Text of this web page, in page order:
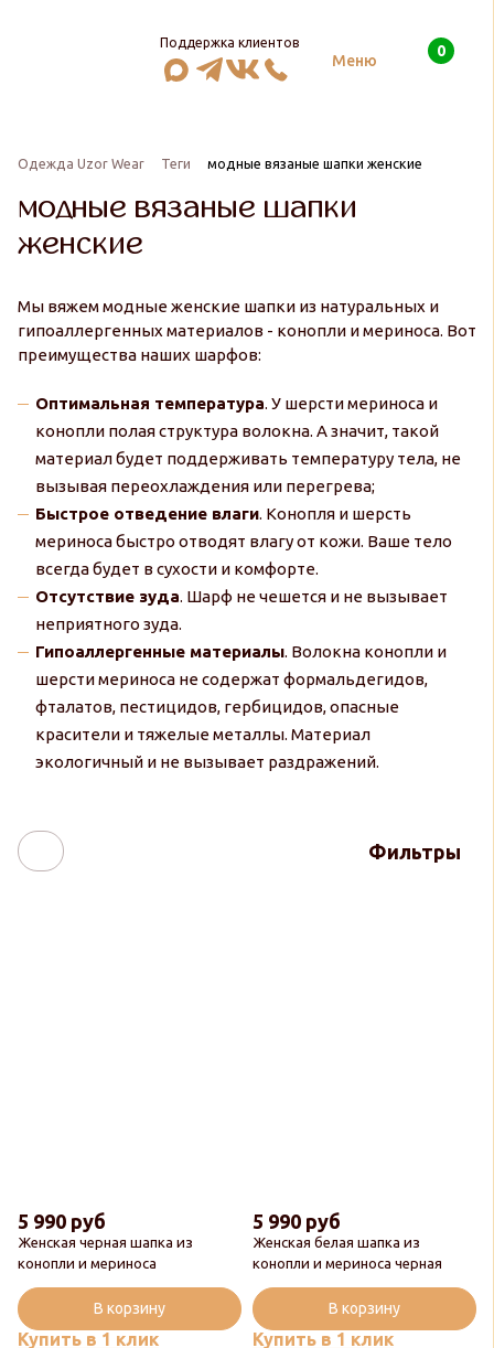
Поддержка клиентов
Меню
Поиск 0
Одежда Uzor Wear Теги модные вязаные шапки женские
модные вязаные шапки
женские
Мы вяжем модные женские шапки из натуральных и
гипоаллергенных материалов - конопли и мериноса. Вот
преимущества наших шарфов:
Оптимальная температура. У шерсти мериноса и
конопли полая структура волокна. А значит, такой
материал будет поддерживать температуру тела, не
вызывая переохлаждения или перегрева;
Быстрое отведение влаги. Конопля и шерсть
мериноса быстро отводят влагу от кожи. Ваше тело
всегда будет в сухости и комфорте.
Отсутствие зуда. Шарф не чешется и не вызывает
неприятного зуда.
Гипоаллергенные материалы. Волокна конопли и
шерсти мериноса не содержат формальдегидов,
фталатов, пестицидов, гербицидов, опасные
красители и тяжелые металлы. Материал
экологичный и не вызывает раздражений.
Фильтры
Новинка
Популярный
Женская черная шапка из
конопли и мериноса
5 990 руб
Купить в 1 клик
В корзину
Женская белая шапка из
конопли и мериноса черная
5 990 руб
Купить в 1 клик
В корзину